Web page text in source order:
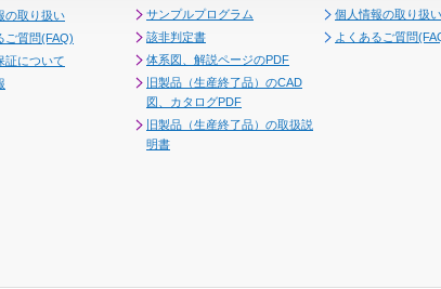
の取り扱い
ご質問(FAQ)
証について
サンプルプログラム
該非判定書
体系図、解説ページのPDF
旧製品（生産終了品）のCAD
図、カタログPDF
旧製品（生産終了品）の取扱説
明書
個人情報の取り扱い
よくあるご質問